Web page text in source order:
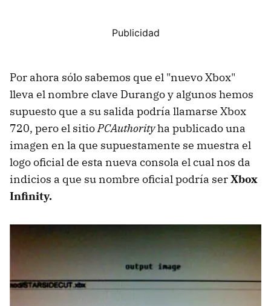
Por ahora sólo sabemos que el "nuevo Xbox"
lleva el nombre clave Durango y algunos hemos
supuesto que a su salida podría llamarse Xbox
720, pero el sitioPCAuthorityha publicado una
imagen en la que supuestamente se muestra el
logo oficial de esta nueva consola el cual nos da
indicios a que su nombre oficial podría serXbox
Infinity.